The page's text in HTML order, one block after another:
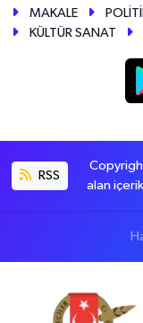
MAKALE
KÜLTÜR SANAT
RSS
alan